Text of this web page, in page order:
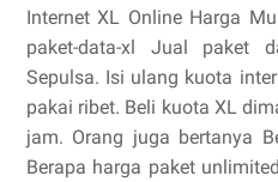
Internet XL Online Harga
paket-data-xl Jual paket
Sepulsa. Isi ulang kuota
pakai ribet. Beli kuota XL
jam. Orang juga bertanya
Berapa harga paket